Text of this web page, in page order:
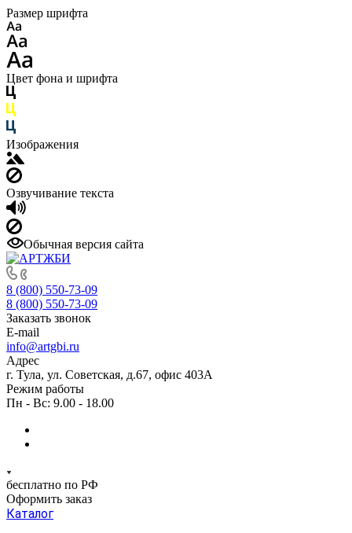
Размер шрифта
Цвет фона и шрифта
Изображения
Озвучивание текста
Обычная версия сайта
8 (800) 550-73-09
8 (800) 550-73-09
Заказать звонок
E-mail
info@artgbi.ru
Адрес
г. Тула, ул. Советская, д.67, офис 403А
Режим работы
Пн - Вс: 9.00 - 18.00
бесплатно по РФ
Оформить заказ
Каталог